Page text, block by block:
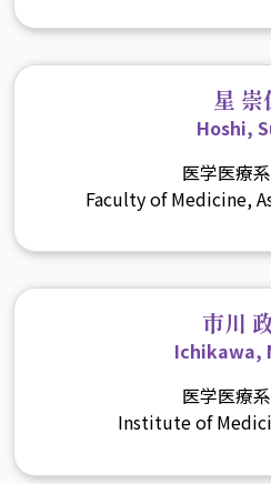
星 崇
Hoshi,
医学医療
Faculty of Medicine,
市川
Ichikawa,
医学医療
Institute of